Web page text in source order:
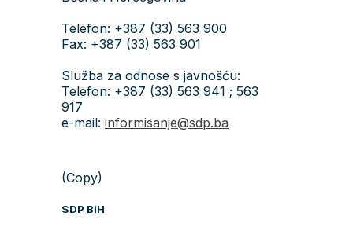
Telefon: +387 (33) 563 900
Fax: +387 (33) 563 901
Služba za odnose s javnošću:
Telefon: +387 (33) 563 941 ; 563
917
e-mail: informisanje@sdp.ba
(Copy)
SDP BiH